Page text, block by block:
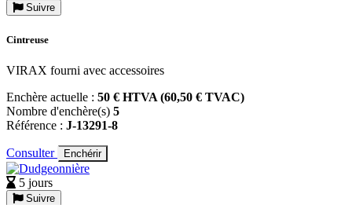
Suivre
Cintreuse
VIRAX fourni avec accessoires
Enchère actuelle : 50 € HTVA (60,50 € TVAC)
Nombre d'enchère(s) 5
Référence : J-13291-8
Consulter Enchérir
5 jours
Suivre